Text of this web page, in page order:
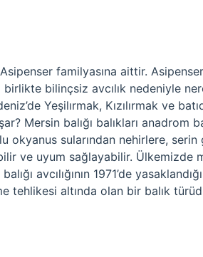
familyasına aittir. Asipenser
bilinçsiz avcılık nedeniyle
Yeşilırmak, Kızılırmak ve
Mersin balığı balıkları anadrom
sularından nehirlere, serin
ve uyum sağlayabilir. Ülkemizde
avcılığının 1971’de
tehlikesi altında olan bir balık